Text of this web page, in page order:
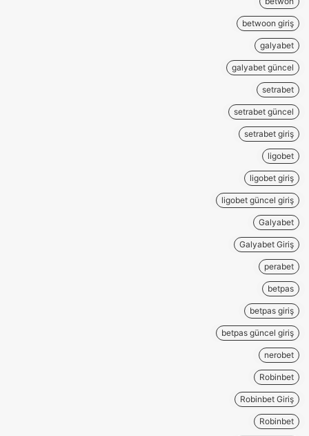
betwoon giriş
galyabet
galyabet güncel
setrabet
setrabet güncel
setrabet giriş
ligobet
ligobet giriş
ligobet güncel giriş
Galyabet
Galyabet Giriş
perabet
betpas
betpas giriş
betpas güncel giriş
nerobet
Robinbet
Robinbet Giriş
Robinbet